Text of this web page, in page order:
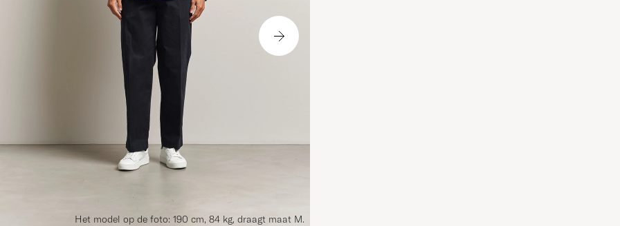
Het model op de foto: 190 cm, 84 kg, draagt maat M.